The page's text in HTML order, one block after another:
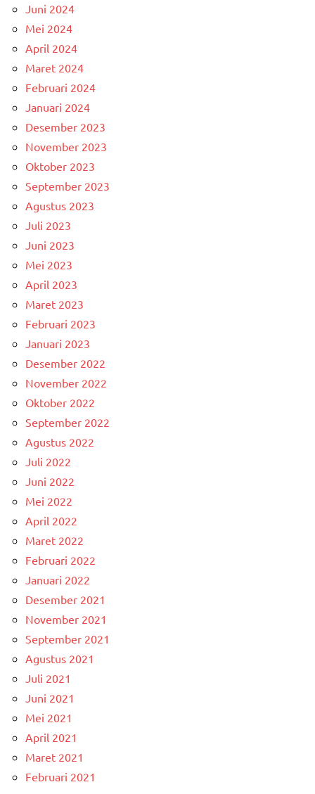
Juni 2024
Mei 2024
April 2024
Maret 2024
Februari 2024
Januari 2024
Desember 2023
November 2023
Oktober 2023
September 2023
Agustus 2023
Juli 2023
Juni 2023
Mei 2023
April 2023
Maret 2023
Februari 2023
Januari 2023
Desember 2022
November 2022
Oktober 2022
September 2022
Agustus 2022
Juli 2022
Juni 2022
Mei 2022
April 2022
Maret 2022
Februari 2022
Januari 2022
Desember 2021
November 2021
September 2021
Agustus 2021
Juli 2021
Juni 2021
Mei 2021
April 2021
Maret 2021
Februari 2021